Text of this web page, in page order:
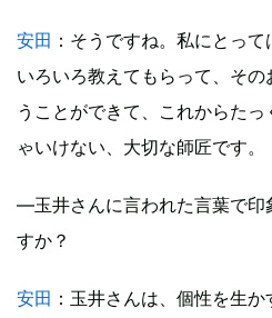
安田 ：そうですね。私にとっ
いろいろ教えてもらって、そ
うことができて、これからた
ゃいけない、大切な師匠です。
―玉井さんに言われた言葉で印
すか？
安田 ：玉井さんは、個性を生